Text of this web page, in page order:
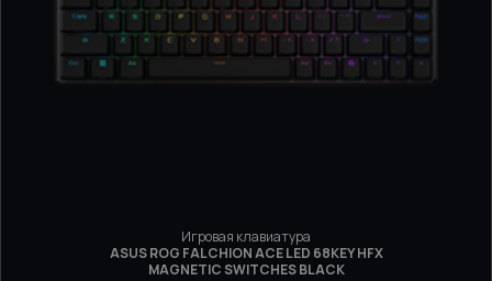
Игровая клавиатура
ASUS ROG FALCHION ACE LED 68KEY HFX
MAGNETIC SWITCHES BLACK